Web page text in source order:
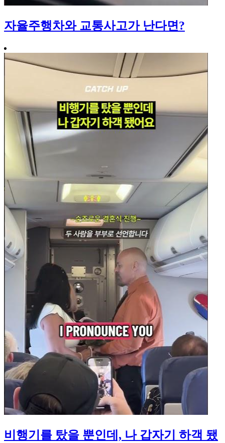
자율주행차와 교통사고가 난다면?
비행기를 탔을 뿐인데, 나 갑자기 하객 됐